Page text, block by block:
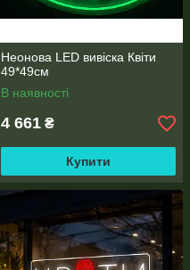
Неонова LED вивіска Квіти
49*49см
В наявності
4 661 ₴
Купити